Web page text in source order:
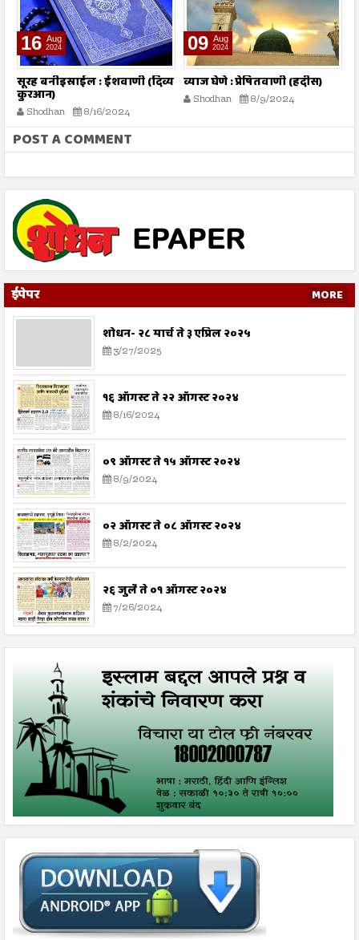
16 Aug
2024
सूरह बनीइस्राईल : ईशवाणी (दिव्य
कुरआन)
Shodhan 8/16/2024
09 Aug
2024
व्याज घेणे : प्रेषितवाणी (हदीस)
Shodhan 8/9/2024
POST A COMMENT
ईपेपर MORE
शोधन- २८ मार्च ते ३ एप्रिल २०२५
3/27/2025
१६ ऑगस्ट ते २२ ऑगस्ट २०२४
8/16/2024
०९ ऑगस्ट ते १५ ऑगस्ट २०२४
8/9/2024
०२ ऑगस्ट ते ०८ ऑगस्ट २०२४
8/2/2024
२६ जुलै ते ०१ ऑगस्ट २०२४
7/26/2024